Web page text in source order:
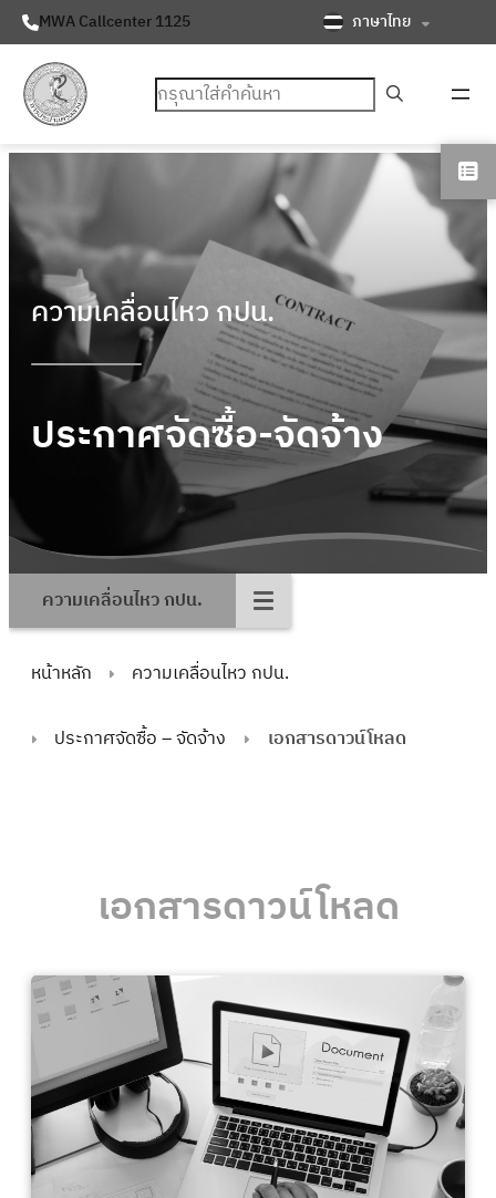
MWA Callcenter 1125 ภาษาไทย
ค้นหา
ความเคลื่อนไหว กปน.
ประกาศจัดซื้อ-จัดจ้าง
ความเคลื่อนไหว กปน.
หน้าหลัก ความเคลื่อนไหว กปน.
ประกาศจัดซื้อ – จัดจ้าง เอกสารดาวน์โหลด
เอกสารดาวน์โหลด